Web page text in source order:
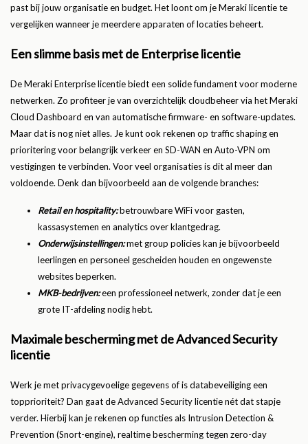
past bij jouw organisatie en budget. Het loont om je Meraki licentie te
vergelijken wanneer je meerdere apparaten of locaties beheert.
Een slimme basis met de Enterprise licentie
De Meraki Enterprise licentie biedt een solide fundament voor moderne
netwerken. Zo profiteer je van overzichtelijk cloudbeheer via het Meraki
Cloud Dashboard en van automatische firmware- en software-updates.
Maar dat is nog niet alles. Je kunt ook rekenen op traffic shaping en
prioritering voor belangrijk verkeer en SD-WAN en Auto-VPN om
vestigingen te verbinden. Voor veel organisaties is dit al meer dan
voldoende. Denk dan bijvoorbeeld aan de volgende branches:
Retail en hospitality:betrouwbare WiFi voor gasten,
kassasystemen en analytics over klantgedrag.
Onderwijsinstellingen:met group policies kan je bijvoorbeeld
leerlingen en personeel gescheiden houden en ongewenste
websites beperken.
MKB-bedrijven:een professioneel netwerk, zonder dat je een
grote IT-afdeling nodig hebt.
Maximale bescherming met de Advanced Security
licentie
Werk je met privacygevoelige gegevens of is databeveiliging een
topprioriteit? Dan gaat de Advanced Security licentie nét dat stapje
verder. Hierbij kan je rekenen op functies als Intrusion Detection &
Prevention (Snort-engine), realtime bescherming tegen zero-day